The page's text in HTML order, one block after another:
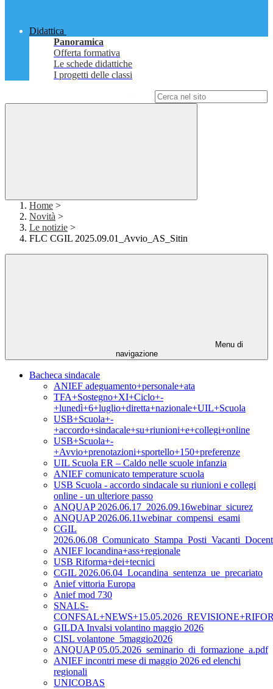
Didattica
Panoramica
Offerta formativa
Le schede didattiche
I progetti delle classi
Home >
Novità >
Le notizie >
FLC CGIL 2025.09.01_Avvio_AS_Sitin
Menu di
navigazione
Bacheca sindacale
ANIEF adeguamento+personale+ata
TFA+Sostegno+XI+Ciclo+-
+lunedì+6+luglio+diretta+nazionale+UIL+Scuola
USB+Scuola+-
+accordo+sindacale+su+riunioni+e+collegi+online
USB+Scuola+-
+Avvio+prenotazioni+sportello+150+preferenze
UIL Scuola ER – Caldo nelle scuole infanzia
ANIEF comunicato temperature scuola
USB Scuola - accordo sindacale su riunioni e collegi
online - un ulteriore passo
ANQUAP 2026.06.17_2026.09.16webinar_sicurez
ANQUAP 2026.06.11webinar_compensi_esami
CGIL
ANIEF locandina+ass+regionale
USB Riforma+dei+tecnici
CGIL 2026.06.04_Locandina_sentenza_ue_precariato
Anief vittoria Europa
Anief mod 730
SNALS-
GILDA Invalsi volantino maggio 2026
CISL volantone_5maggio2026
ANQUAP 05.05.2026_seminario_di_formazione_a.pdf
ANIEF incontri mese di maggio 2026 ed elenchi
regionali
UNICOBAS